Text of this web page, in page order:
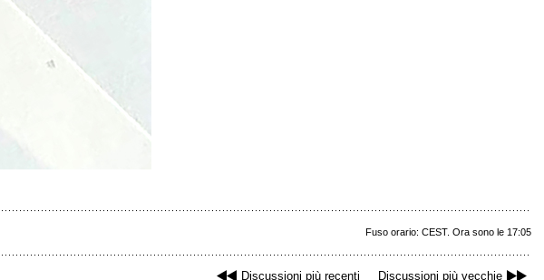
Fuso orario: CEST. Ora sono le 17:05
Discussioni più recenti Discussioni più vecchie